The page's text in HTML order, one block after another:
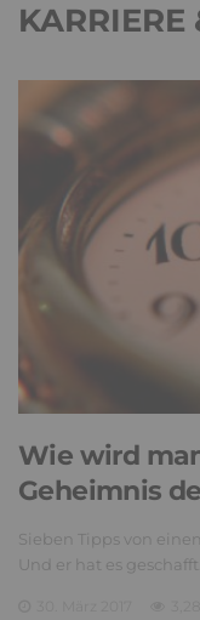
KARRIERE
Wie wird
Geheimnis
Sieben Tipps von
Und er hat es geschafft.